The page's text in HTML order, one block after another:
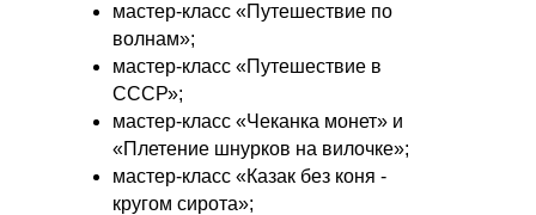
мастер-класс «Путешествие по
волнам»;
мастер-класс «Путешествие в
СССР»;
мастер-класс «Чеканка монет» и
«Плетение шнурков на вилочке»;
мастер-класс «Казак без коня -
кругом сирота»;